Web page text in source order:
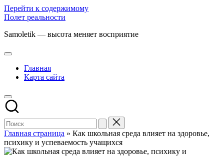
Перейти к содержимому
Полет реальности
Samoletik — высота меняет восприятие
Главная
Карта сайта
Главная страница » Как школьная среда влияет на здоровье,
психику и успеваемость учащихся